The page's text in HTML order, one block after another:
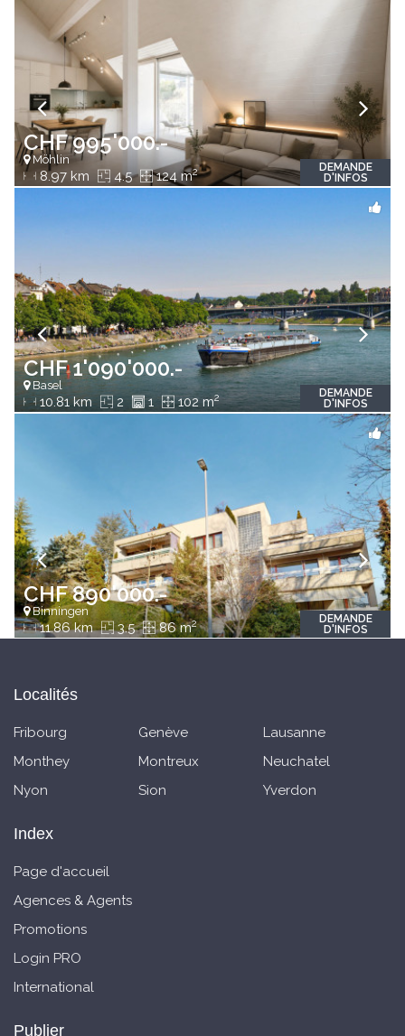
CHF 995'000.-
Möhlin
8.97 km 4.5 124 m2
DEMANDE
D'INFOS
CHF 1'090'000.-
Basel
10.81 km 2 1 102 m2
DEMANDE
D'INFOS
CHF 890'000.-
Binningen
11.86 km 3.5 86 m2
DEMANDE
D'INFOS
Localités
Fribourg Genève
Lausanne
Monthey
Montreux
Neuchatel
Nyon
Sion Yverdon
Index
Page d'accueil
Agences & Agents
Promotions
Login PRO
International
Publier